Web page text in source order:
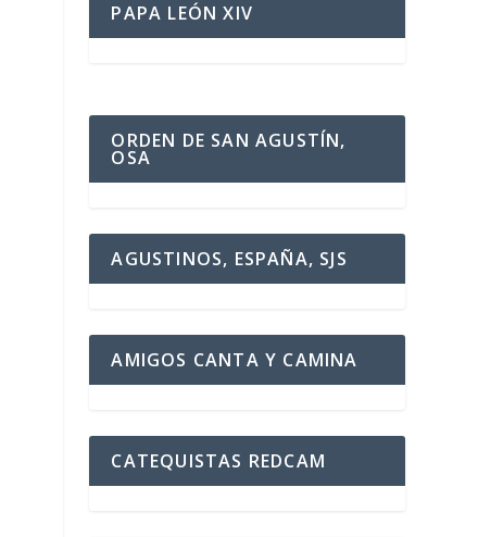
PAPA LEÓN XIV
ORDEN DE SAN AGUSTÍN,
OSA
AGUSTINOS, ESPAÑA, SJS
AMIGOS CANTA Y CAMINA
CATEQUISTAS REDCAM